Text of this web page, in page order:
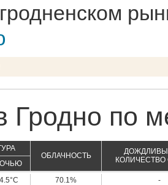
Гродно по
ОБЛАЧНОСТЬ
КОЛИЧЕСТВО
70.1%
-